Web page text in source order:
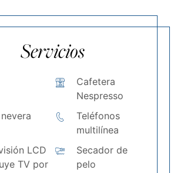
Servicios
Cafetera
Nespresso
Teléfonos
multilínea
LCD
TV por
Secador de
pelo